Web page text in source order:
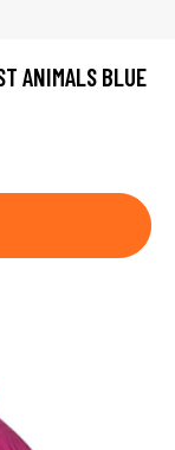
ANIMALS BLUE